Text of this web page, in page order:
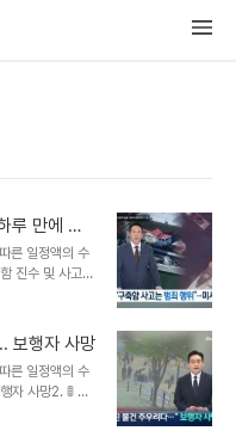
루 만에 공
른 일정액의 수
진수 및 사고2.
응4. 🚢 북한
체가 파손되는
할 범죄 행위'로
기강을 다잡기
습니다. 이는 해
은 이례적으로
보행자 사망
른 일정액의 수
자 사망2. 🚦 보
통사고에 대한